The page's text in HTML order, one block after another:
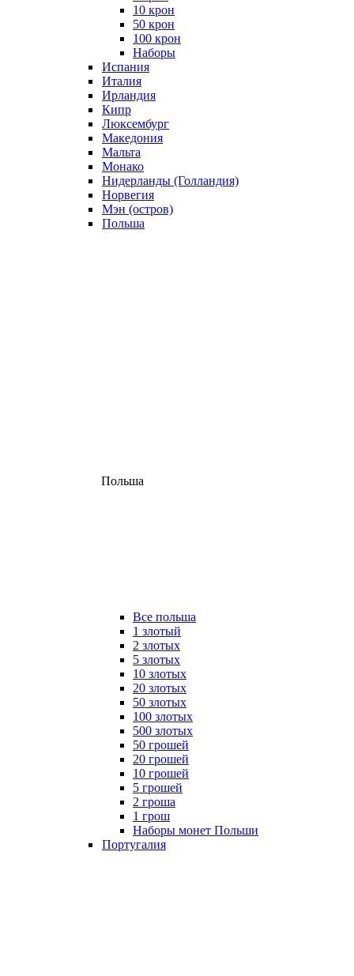
10 крон
50 крон
100 крон
Наборы
Испания
Италия
Ирландия
Кипр
Люксембург
Македония
Мальта
Монако
Нидерланды (Голландия)
Норвегия
Мэн (остров)
Польша
Польша
Все польша
1 злотый
2 злотых
5 злотых
10 злотых
20 злотых
50 злотых
100 злотых
500 злотых
50 грошей
20 грошей
10 грошей
5 грошей
2 гроша
1 грош
Наборы монет Польши
Португалия